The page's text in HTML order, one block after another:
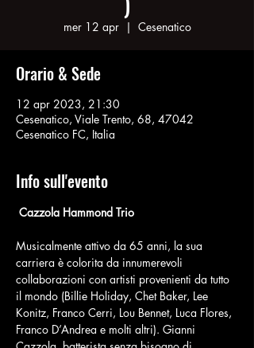
mer 12 apr
  |
Cesenatico
Orario & Sede
12 apr 2023, 21:30
Cesenatico, Viale Trento, 68, 47042
Cesenatico FC, Italia
Info sull'evento
Cazzola Hammond Trio
Musicalmente attivo da 65 anni, la sua
carriera è colorita da innumerevoli
collaborazioni con artisti provenienti da tutto
il mondo (Billie Holiday, Chet Baker, Lee
Konitz, Franco Cerri, Lou Bennet, Luca Flores,
Franco D’Andrea e molti altri). Gianni